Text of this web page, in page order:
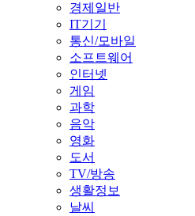
경제일반
IT기기
통신/모바일
소프트웨어
인터넷
게임
과학
음악
영화
도서
TV/방송
생활정보
날씨